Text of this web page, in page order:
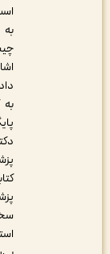
است.
به این
چیست؟»
اشاره
به گزارش
پایگاه
دکتر
کتابی
سخنانش
استناد